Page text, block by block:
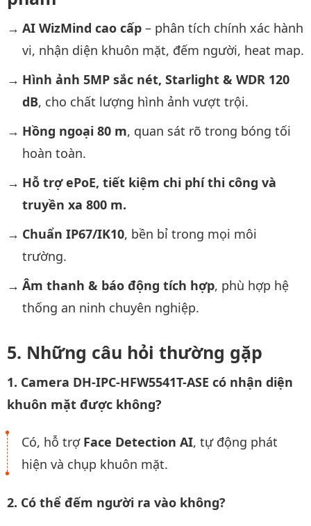
AI WizMind cao cấp– phân tích chính xác hành
vi, nhận diện khuôn mặt, đếm người, heat map.
Hình ảnh 5MP sắc nét, Starlight & WDR 120
dB, cho chất lượng hình ảnh vượt trội.
Hồng ngoại 80 m, quan sát rõ trong bóng tối
hoàn toàn.
Hỗ trợ ePoE, tiết kiệm chi phí thi công và
truyền xa 800 m.
Chuẩn IP67/IK10, bền bỉ trong mọi môi
trường.
Âm thanh & báo động tích hợp, phù hợp hệ
thống an ninh chuyên nghiệp.
Những câu hỏi thường gặp
1. Camera DH-IPC-HFW5541T-ASE có nhận diện
khuôn mặt được không?
Có, hỗ trợ Face Detection AI, tự động phát
hiện và chụp khuôn mặt.
2. Có thể đếm người ra vào không?